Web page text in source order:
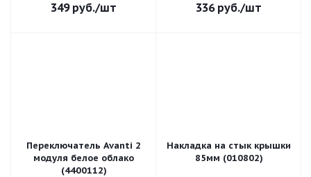
349руб./шт 336руб./шт
Переключатель Avanti 2
модуля белое облако
(4400112)
Накладка на стык крышки
85мм (010802)